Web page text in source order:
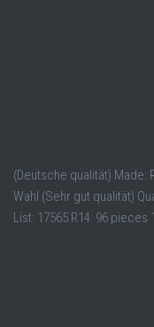
(Deutsche qualität) Made:
Wahl (Sehr gut qualität)
List: 17565 R14: 96 pieces